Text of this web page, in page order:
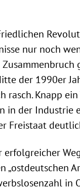
nur noch
der 1990er
rasch. Knapp
in der
Freistaat
„ostdeutschen
in